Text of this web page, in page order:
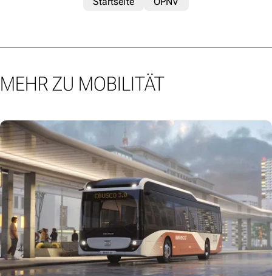
MEHR ZU MOBILITÄT